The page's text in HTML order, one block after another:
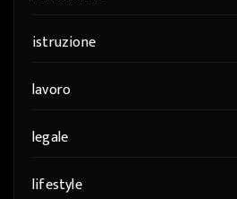
istruzione
lavoro
legale
lifestyle